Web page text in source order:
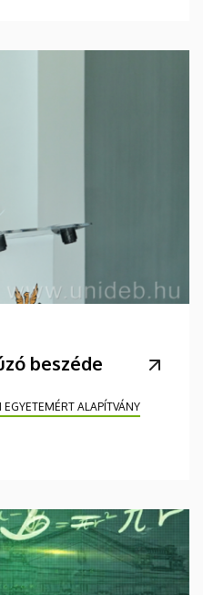
beszéde
ALAPÍTVÁNY